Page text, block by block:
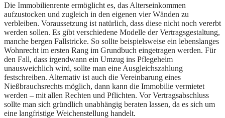
Die Immobilienrente ermöglicht es, das Alterseinkommen
aufzustocken und zugleich in den eigenen vier Wänden zu
verbleiben. Voraussetzung ist natürlich, dass diese nicht noch vererbt
werden sollen. Es gibt verschiedene Modelle der Vertragsgestaltung,
manche bergen Fallstricke. So sollte beispielsweise ein lebenslanges
Wohnrecht im ersten Rang im Grundbuch eingetragen werden. Für
den Fall, dass irgendwann ein Umzug ins Pflegeheim
unausweichlich wird, sollte man eine Ausgleichszahlung
festschreiben. Alternativ ist auch die Vereinbarung eines
Nießbrauchsrechts möglich, dann kann die Immobilie vermietet
werden – mit allen Rechten und Pflichten. Vor Vertragsabschluss
sollte man sich gründlich unabhängig beraten lassen, da es sich um
eine langfristige Weichenstellung handelt.